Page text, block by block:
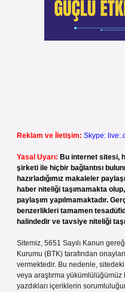
Reklam ve İletişim: Skype:
Yasal Uyarı: Bu internet sitesi,
şirketi ile hiçbir bağlantısı
hazırladığımız makaleler
haber niteliği taşımamakta
paylaşım yapılmamaktadır.
benzerlikleri tamamen
halindedir ve tavsiye niteliği
Sitemiz, 5651 Sayılı Kanun
Kurumu (BTK) tarafından
vermektedir. Bu nedenle,
veya araştırma
yazdıkları içeriklerin